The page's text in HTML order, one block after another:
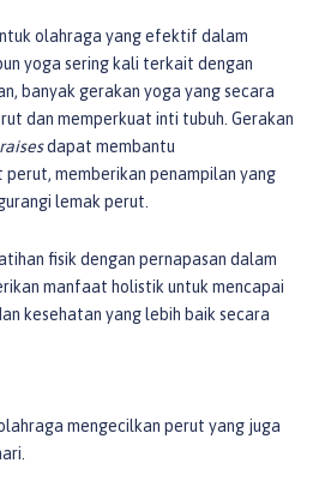
olahraga yang efektif dalam
yoga sering kali terkait dengan
banyak gerakan yoga yang secara
dan memperkuat inti tubuh. Gerakan
dapat membantu
memberikan penampilan yang
lemak perut.
fisik dengan pernapasan dalam
manfaat holistik untuk mencapai
kesehatan yang lebih baik secara
mengecilkan perut yang juga